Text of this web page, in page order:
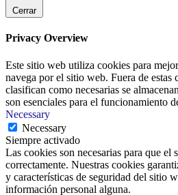
Cerrar
Privacy Overview
Este sitio web utiliza cookies para
navega por el sitio web. Fuera de estas
clasifican como necesarias se
son esenciales para el funcionamiento
Necessary
Necessary
Siempre activado
Las cookies son necesarias para que el
correctamente. Nuestras cookies
y características de seguridad del sitio
información personal alguna.